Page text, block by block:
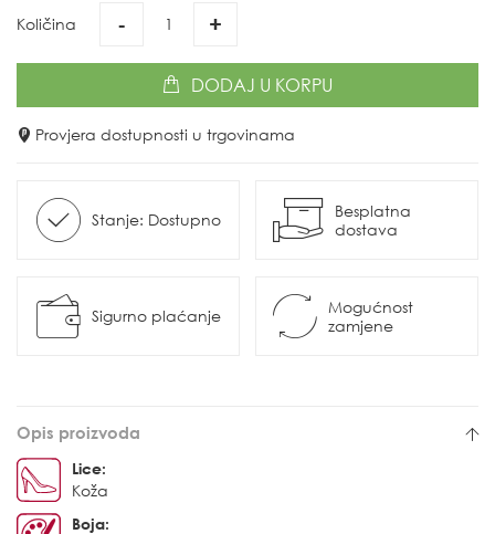
Količina - +
DODAJ U KORPU
Provjera dostupnosti u trgovinama
Stanje: Dostupno
Besplatna
dostava
Sigurno plaćanje
Mogućnost
zamjene
Opis proizvoda
Lice:
Koža
Boja: